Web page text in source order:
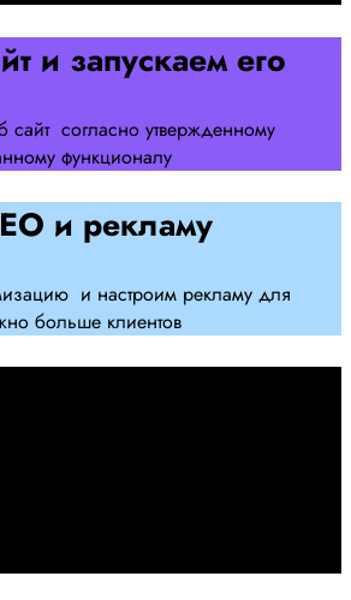
и запускаем его
сайт согласно утвержденному
функционалу
и рекламу
и настроим рекламу для
больше клиентов